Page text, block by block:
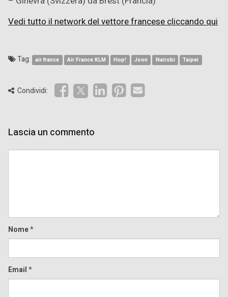
Vedi tutto il network del vettore francese cliccando qui
Tag: air france Air France KLM Hop! Joon Nairobi Taipei
Condividi:
Lascia un commento
Nome*
Email*